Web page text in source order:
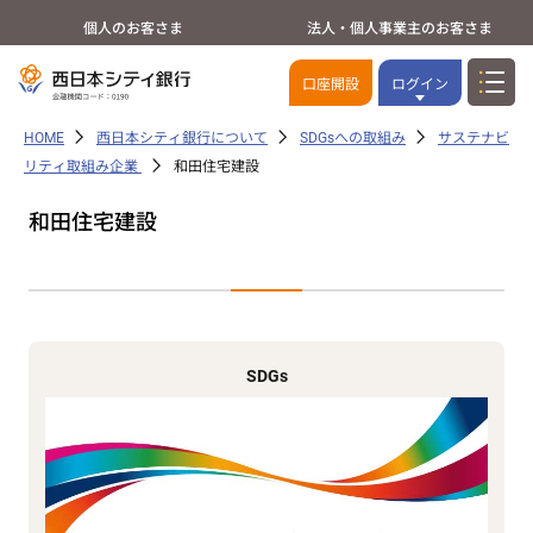
個人のお客さま 法人・個人事業主のお客さま
口座開設 ログイン
HOME 西日本シティ銀行について SDGsへの取組み
サステナビ
リティ取組み企業
和田住宅建設
和田住宅建設
SDGs